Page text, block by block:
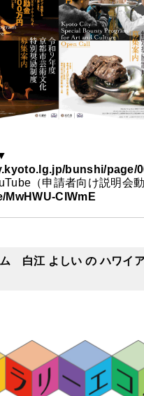
bunshi/page/
（申請者向け説明会
CIWmE
白江 よしい の ハワイ